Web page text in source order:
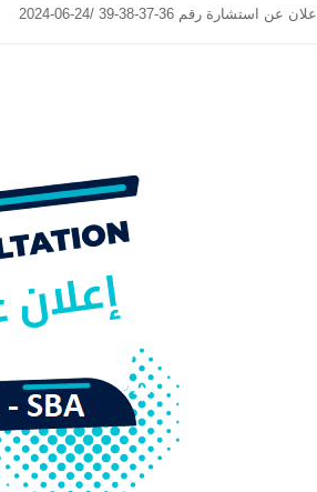
اعلان عن استشارة رقم 36-37-38-39 /24-06-2024